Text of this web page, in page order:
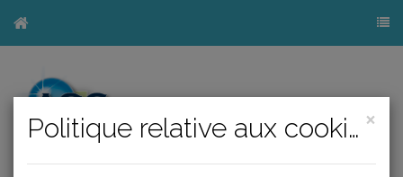
×
Politique relative aux cookies